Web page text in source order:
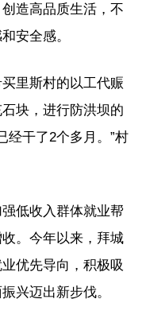
造高品质生活，不
安全感。
里斯村的以工代赈
块，进行防洪坝的
经干了2个多月。”村
低收入群体就业帮
。今年以来，拜城
优先导向，积极吸
兴迈出新步伐。